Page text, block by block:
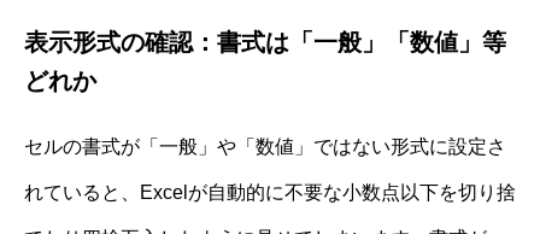
表示形式の確認：書式は「一般」「数値」等
どれか
セルの書式が「一般」や「数値」ではない形式に設定さ
れていると、Excelが自動的に不要な小数点以下を切り捨